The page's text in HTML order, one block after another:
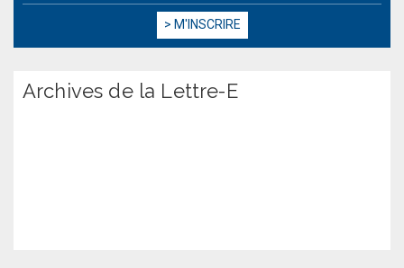
Archives de la Lettre-E